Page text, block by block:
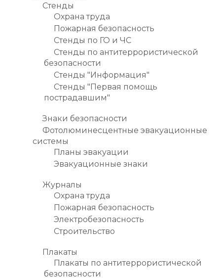
Стенды
Охрана труда
Пожарная безопасность
Стенды по ГО и ЧС
Стенды по антитеррористической
безопасности
Стенды "Информация"
Стенды "Первая помощь
пострадавшим"
Знаки безопасности
Фотолюминесцентные эвакуационные
системы
Планы эвакуации
Эвакуационные знаки
Журналы
Охрана труда
Пожарная безопасность
Электробезопасность
Строительство
Плакаты
Плакаты по антитеррористической
безопасности